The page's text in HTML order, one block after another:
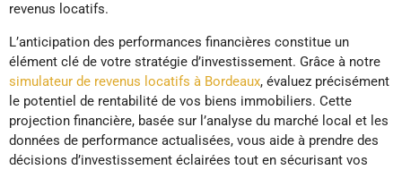
revenus locatifs.
L’anticipation des performances financières constitue un
élément clé de votre stratégie d’investissement. Grâce à notre
simulateur de revenus locatifs à Bordeaux, évaluez précisément
le potentiel de rentabilité de vos biens immobiliers. Cette
projection financière, basée sur l’analyse du marché local et les
données de performance actualisées, vous aide à prendre des
décisions d’investissement éclairées tout en sécurisant vos